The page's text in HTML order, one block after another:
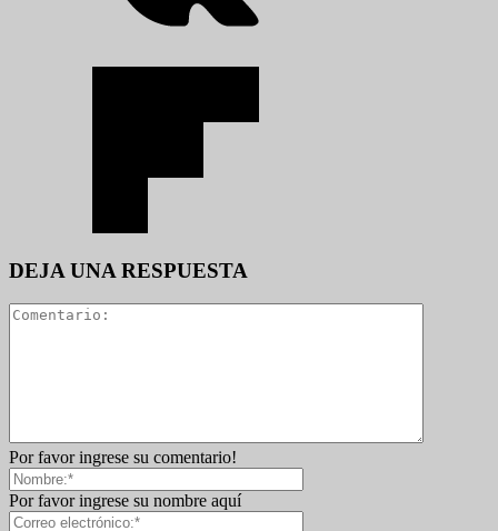
DEJA UNA RESPUESTA
Por favor ingrese su comentario!
Por favor ingrese su nombre aquí